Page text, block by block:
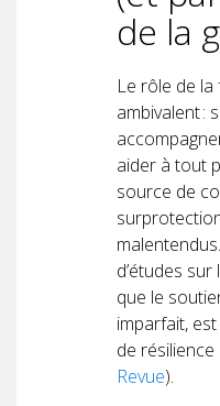
de la
Le rôle de la
ambivalent :
aider à tout
source de
d’études
que le
imparfait,
de
Revue).